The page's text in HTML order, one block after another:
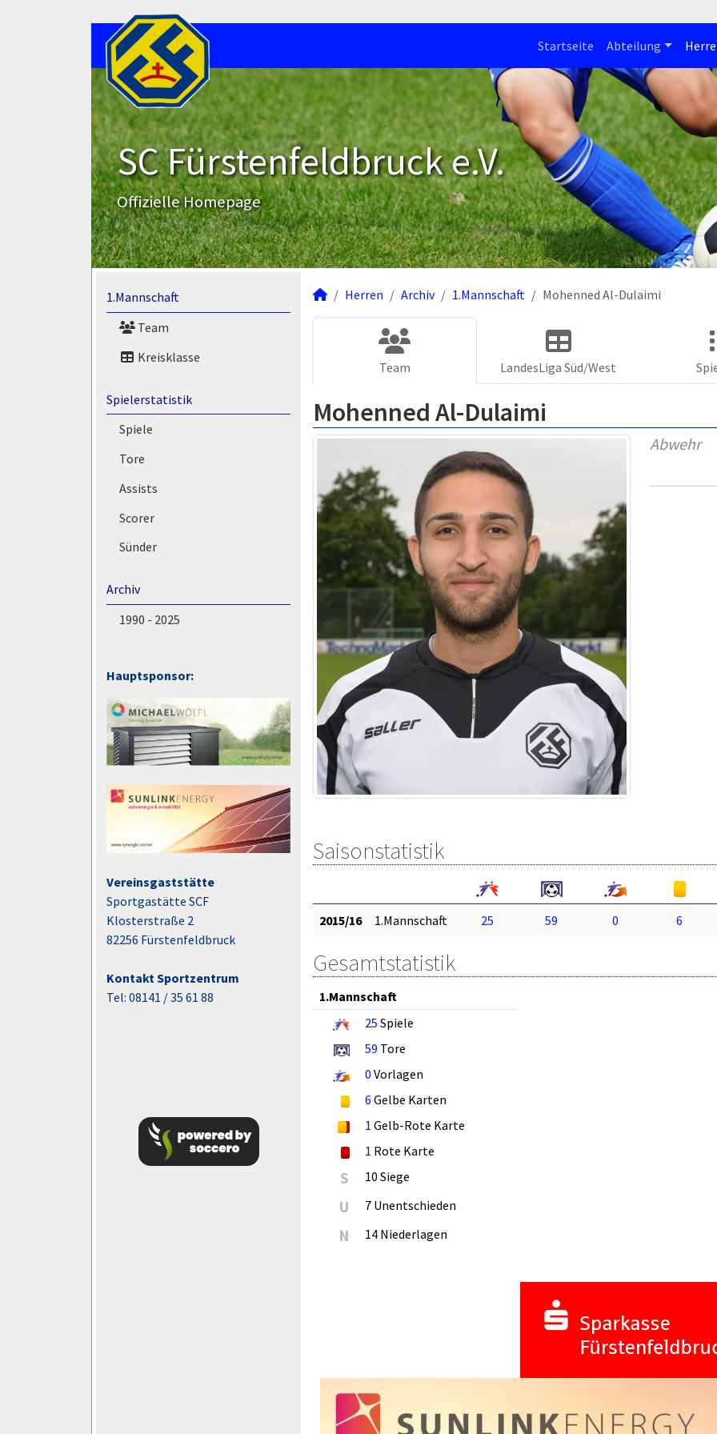
Startseite Abteilung
SC Fürstenfeldbruck e.V.
Offizielle Homepage
1.Mannschaft
Team
Kreisklasse
Spielerstatistik
Spiele
Tore
Assists
Scorer
Sünder
Archiv
1990 - 2025
Hauptsponsor:
Vereinsgaststätte
Sportgastätte SCF
Klosterstraße 2
82256 Fürstenfeldbruck
Kontakt Sportzentrum
Tel: 08141 / 35 61 88
Herren Archiv 1.Mannschaft Mohenned Al-Dulaimi
Team LandesLiga Süd/West
Mohenned Al-Dulaimi
Abwehr
Saisonstatistik
2015/16 1.Mannschaft 25 59 0 6
Gesamtstatistik
1.Mannschaft
25 Spiele
59 Tore
0 Vorlagen
6 Gelbe Karten
1 Gelb-Rote Karte
1 Rote Karte
S 10 Siege
U 7 Unentschieden
N 14 Niederlagen